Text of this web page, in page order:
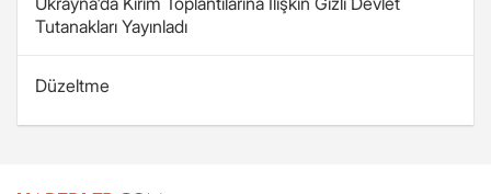
Tutanakları Yayınladı
Düzeltme